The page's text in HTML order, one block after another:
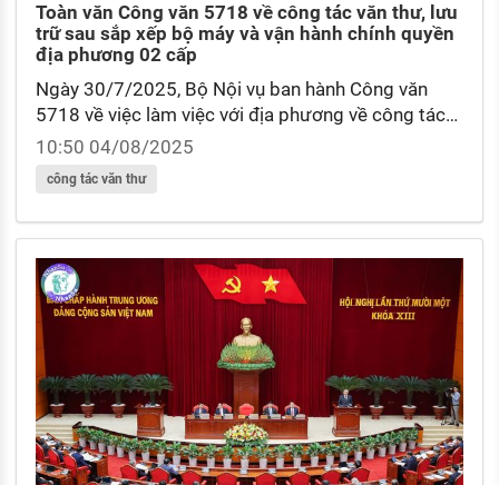
Toàn văn Công văn 5718 về công tác văn thư, lưu
trữ sau sắp xếp bộ máy và vận hành chính quyền
địa phương 02 cấp
Ngày 30/7/2025, Bộ Nội vụ ban hành Công văn
5718 về việc làm việc với địa phương về công tác
văn thư, lưu trữ sau sắp xếp tổ chức bộ máy và vận
10:50 04/08/2025
công tác văn thư